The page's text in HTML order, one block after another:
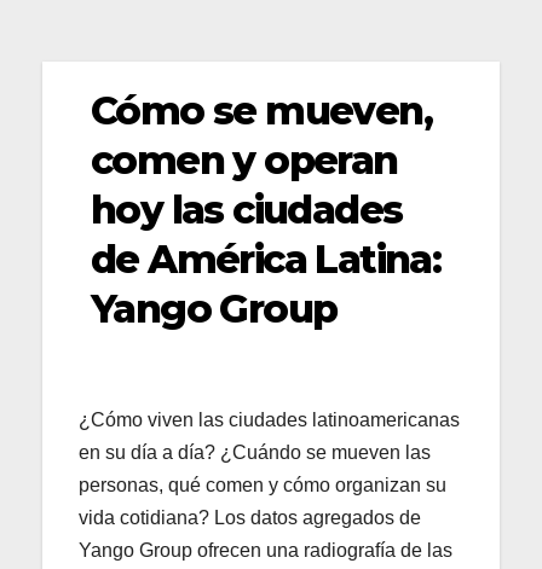
Cómo se mueven,
comen y operan
hoy las ciudades
de América Latina:
Yango Group
¿Cómo viven las ciudades latinoamericanas
en su día a día? ¿Cuándo se mueven las
personas, qué comen y cómo organizan su
vida cotidiana? Los datos agregados de
Yango Group ofrecen una radiografía de las